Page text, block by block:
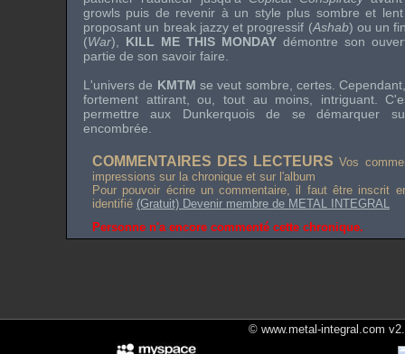
growls puis de revenir à un style plus sombre et
proposant un break jazzy et progressif (Ashab) ou un
(War), KILL ME THIS MONDAY démontre son
partie de son savoir faire.
L'univers de KMTMse veut sombre, certes.
fortement attirant, ou, tout au moins, intriguant.
permettre aux Dunkerquois de se démarquer
encombrée.
COMMENTAIRES DES LECTEURS Vos
impressions sur la chronique et sur l'album
Pour pouvoir écrire un commentaire, il faut être inscrit
identifié (Gratuit) Devenir membre de METAL INTEGRAL
Personne n'a encore commenté cette chronique.
© www.metal-integral.com